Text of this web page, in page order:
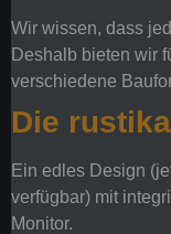
Wir wissen, dass
Deshalb bieten wir
verschiedene
Die
Ein edles Design
verfügbar) mit
Monitor.